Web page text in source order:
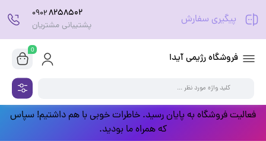
پیگیری سفارش 8258502
0902
پشتیبانی مشتریان
فروشگاه رژیمی آیدا
0
فعالیت فروشگاه به پایان رسید. خاطرات خوبی با هم داشتیم! سپاس
که همراه ما بودید.